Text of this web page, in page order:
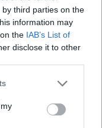
third parties on the
information may
the IAB’s List of
disclose it to other
or more Google
You may click to
third-party tags to
Ξεκινάει ο
Δικαιούχοι
Πότε ξεκινάει